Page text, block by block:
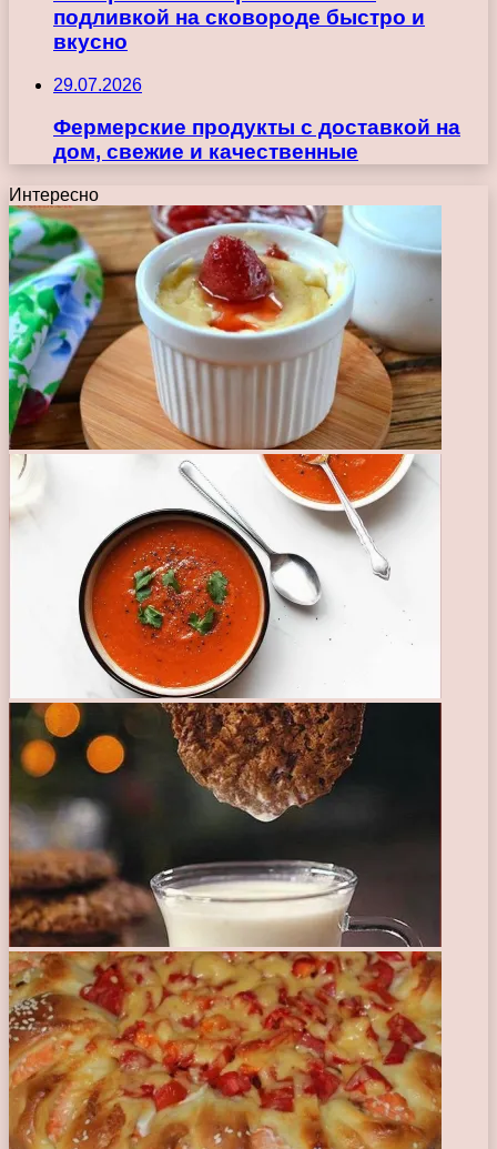
подливкой на сковороде быстро и
вкусно
29.07.2026
Фермерские продукты с доставкой на
дом, свежие и качественные
Интересно